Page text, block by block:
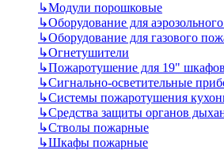
↳Модули порошковые
↳Оборудование для
↳Оборудование для газового
↳Огнетушители
↳Пожаротушение для 19" шкафов
↳Сигнально-осветительные
↳Системы пожаротушения
↳Средства защиты органов
↳Стволы пожарные
↳Шкафы пожарные